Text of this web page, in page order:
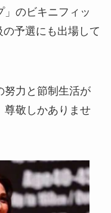
」のビキニフィッ
の予選にも出場して
努力と節制生活が
敬しかありませ